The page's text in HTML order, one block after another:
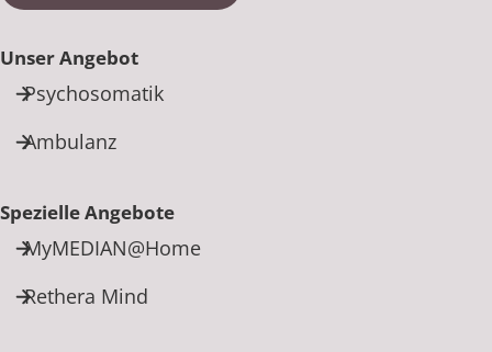
Unser Angebot
Psychosomatik
Ambulanz
Spezielle Angebote
MyMEDIAN@Home
Rethera Mind